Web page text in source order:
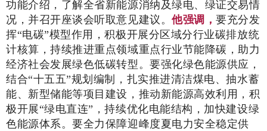
功能介绍，了解全省新能源消纳及绿电、绿证交易情
况，并召开座谈会听取意见建议。他强调，要充分发
挥“电碳”模型作用，积极开展分区域分行业碳排放统
计核算，持续推进重点领域重点行业节能降碳，助力
经济社会发展绿色低碳转型。要强化绿色能源供应，
结合“十五五”规划编制，扎实推进清洁煤电、抽水蓄
能、新型储能等项目建设，推动新能源高效利用，积
极开展“绿电直连”，持续优化电能结构，加快建设绿
色能源体系。要全力保障迎峰度夏电力安全稳定供